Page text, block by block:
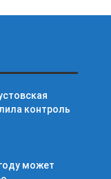
контроль
может